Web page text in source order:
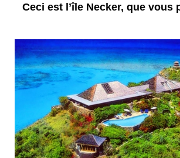
Ceci est l’île Necker, que vous